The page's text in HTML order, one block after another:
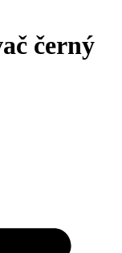
černý